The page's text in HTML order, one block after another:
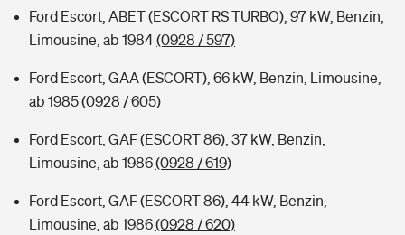
Ford Escort, ABET (ESCORT RS TURBO), 97 kW, Benzin,
Limousine, ab 1984(0928 / 597)
Ford Escort, GAA (ESCORT), 66 kW, Benzin, Limousine,
ab 1985(0928 / 605)
Ford Escort, GAF (ESCORT 86), 37 kW, Benzin,
Limousine, ab 1986(0928 / 619)
Ford Escort, GAF (ESCORT 86), 44 kW, Benzin,
Limousine, ab 1986(0928 / 620)